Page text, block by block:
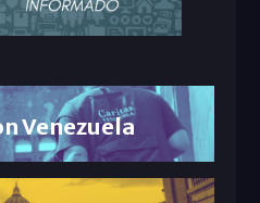
Venezuela